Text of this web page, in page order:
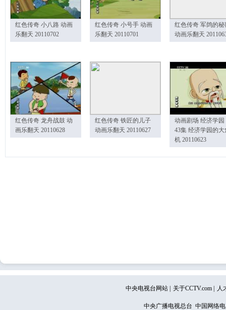
红色传奇 小八路 动画
乐翻天 20110702
红色传奇 小号手 动画
乐翻天 20110701
红色传奇 军鸽的秘
动画乐翻天
红色传奇 龙舟战鼓 动
画乐翻天 20110628
红色传奇 铁匠的儿子
动画乐翻天 20110627
动画剧场 经济学园
43集 经济学园的大
机 20110623
中央电视台网站 关于CCTV.com 人
中央广播电视总台 中国网络